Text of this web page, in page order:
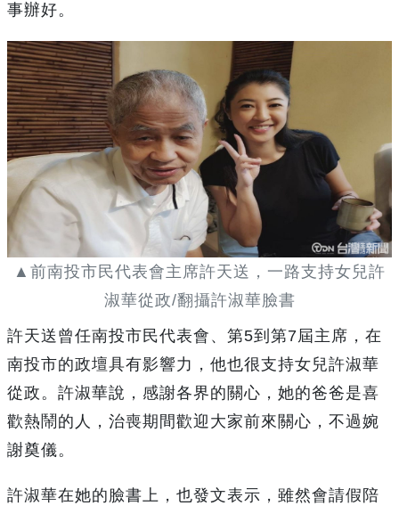
事辦好。
▲前南投市民代表會主席許天送，一路支持女兒許
淑華從政/翻攝許淑華臉書
許天送曾任南投市民代表會、第5到第7屆主席，在
南投市的政壇具有影響力，他也很支持女兒許淑華
從政。許淑華說，感謝各界的關心，她的爸爸是喜
歡熱鬧的人，治喪期間歡迎大家前來關心，不過婉
謝奠儀。
許淑華在她的臉書上，也發文表示，雖然會請假陪